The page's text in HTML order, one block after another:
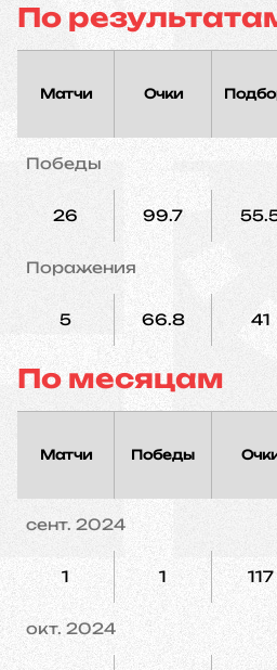
По
Матчи Очки
Победы
26 99.7
Поражения
5 66.8 41
По месяцам
Матчи Победы
сент. 2024
1 1 117
окт. 2024